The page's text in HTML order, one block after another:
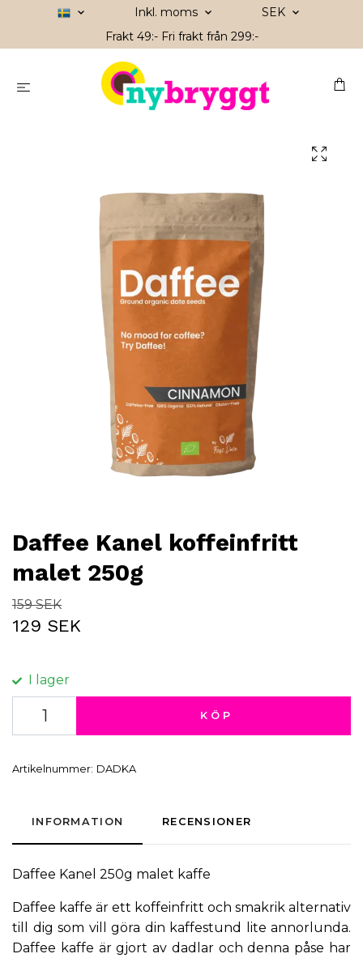
Inkl. moms
SEK
Frakt 49:- Fri frakt från 299:-
Daffee Kanel koffeinfritt
malet 250g
159 SEK
129 SEK
I lager
KÖP
Artikelnummer: DADKA
INFORMATION RECENSIONER
Daffee Kanel 250g malet kaffe
Daffee kaffe är ett koffeinfritt och smakrik alternativ
till dig som vill göra din kaffestund lite annorlunda.
Daffee kaffe är gjort av dadlar och denna påse har